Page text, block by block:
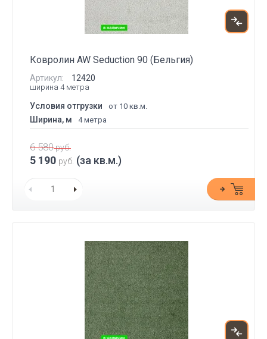
Ковролин AW Seduction 90 (Бельгия)
Артикул: 12420
ширина 4 метра
Условия отгрузки от 10 кв.м.
Ширина, м 4 метра
6 580руб.
5 190 руб. (за кв.м.)